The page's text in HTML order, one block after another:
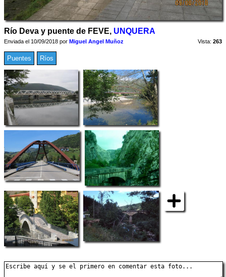
Río Deva y puente de FEVE, UNQUERA
Enviada el 10/09/2018 por Miguel Angel Muñoz Vista: 263
Puentes Ríos